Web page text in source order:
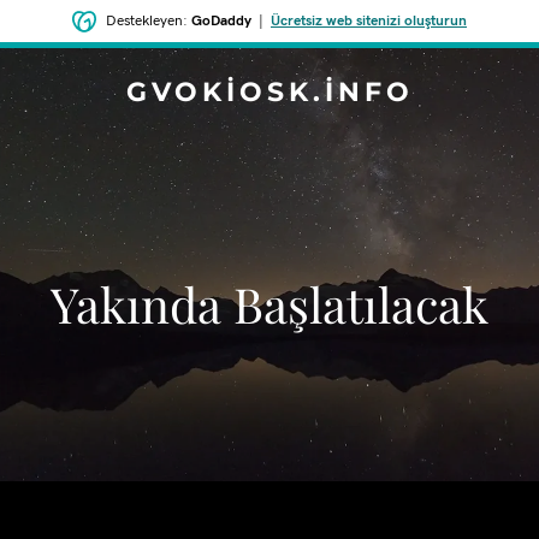
Destekleyen: GoDaddy Ücretsiz web sitenizi oluşturun
GVOKIOSK.INFO
‌Yakında Başlatılacak